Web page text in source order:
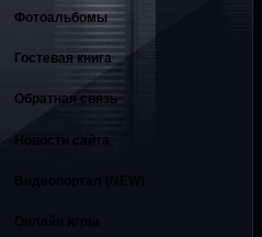
Фотоальбомы
Гостевая книга
Обратная связь
Новости сайта